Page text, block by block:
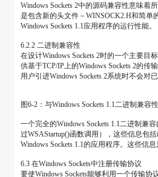
Windows Sockets 2中的源码兼容性意味着
是包含新的头文件－WINSOCK2.H和简单
Windows Sockets 1.1应用程序的运行性能。
6.2.2 二进制兼容性
在设计Windows Sockets 2时的一个主要目
供基于TCP/IP上的Windows Sockets 2的传
用户引进Windows Sockets 2系统时不会对
图6-2：与Windows Sockets 1.1二进制兼容
一个完全的Windows Sockets 1.1二进制兼
过WSAStartup()函数调用），这些信息包
Windows Sockets 1.1的应用程序。这些信
6.3 在Windows Sockets中注册传输协议
要使Windows Sockets能够利用一个传输